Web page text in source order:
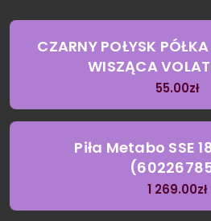
CZARNY POŁYSK
WISZĄCA
55.00zł
Piła Metabo SSE
1 269.00zł